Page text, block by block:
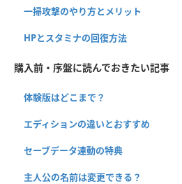
一掃攻撃のやり方とメリット
HPとスタミナの回復方法
購入前・序盤に読んでおきたい記事
体験版はどこまで？
エディションの違いとおすすめ
セーブデータ連動の特典
主人公の名前は変更できる？